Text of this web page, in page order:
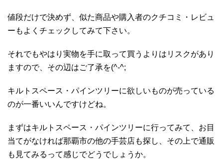
値段だけで決めず、似た商品や購入者のクチコミ・レビュ
ーもよくチェックしてみて下さい。
それでもやはり実物を手に取って買うよりはリスクがあり
ますので、その辺はご了承を(^-^;
キルトスペース・パインツリーに欲しいものが売っている
のが一番いいんですけどね。
まずはキルトスペース・パインツリーに行ってみて、お目
当てがなければ那覇市の他の手芸店も探し、その上で通販
も見てみるって感じでどうでしょうか。